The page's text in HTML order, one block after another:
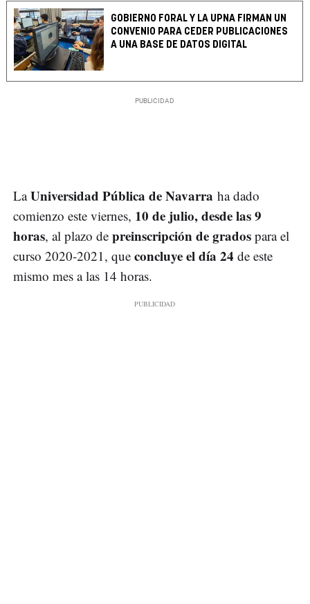
GOBIERNO FORAL Y LA UPNA FIRMAN UN
CONVENIO PARA CEDER PUBLICACIONES
A UNA BASE DE DATOS DIGITAL
LaUniversidad Pública de Navarra ha dado
comienzo este viernes, 10 de julio, desde las 9
horas, al plazo de preinscripción de grados para el
curso 2020-2021, que concluye el día 24 de este
mismo mes a las 14 horas.